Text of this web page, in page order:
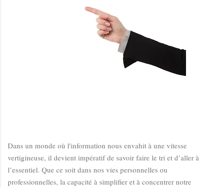
Dans un monde où l'information nous envahit à une vitesse
vertigineuse, il devient impératif de savoir faire le tri et d’aller à
l’essentiel. Que ce soit dans nos vies personnelles ou
professionnelles, la capacité à simplifier et à concentrer notre